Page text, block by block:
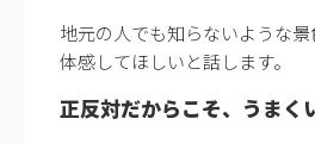
地元の人でも知らないような
体感してほしいと話します。
正反対だからこそ、うまく